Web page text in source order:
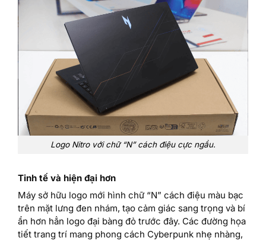
Logo Nitro với chữ “N” cách điệu cực ngầu.
Tinh tế và hiện đại hơn
Máy sở hữu logo mới hình chữ “N” cách điệu màu bạc
trên mặt lưng đen nhám, tạo cảm giác sang trọng và bí
ẩn hơn hẳn logo đại bàng đỏ trước đây. Các đường họa
tiết trang trí mang phong cách Cyberpunk nhẹ nhàng,